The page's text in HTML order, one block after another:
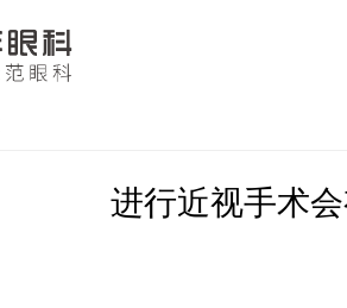
进行近视手术